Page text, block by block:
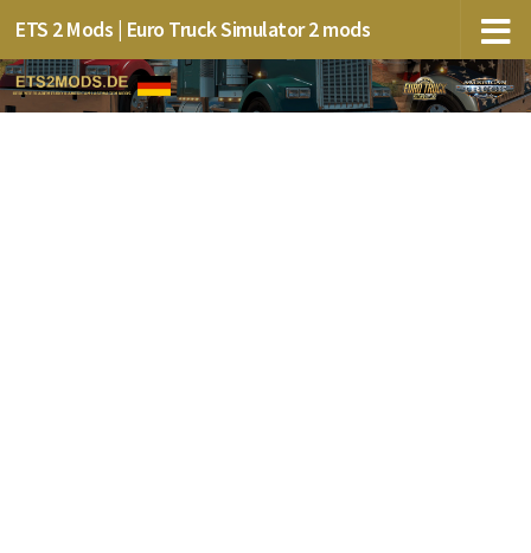
ETS 2 Mods | Euro Truck Simulator 2 mods